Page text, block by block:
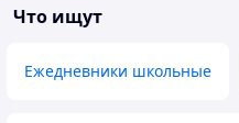
Что ищут
Ежедневники школьные